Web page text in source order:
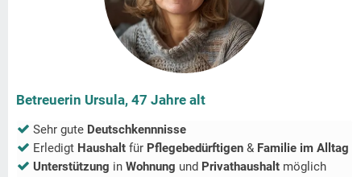
Betreuerin Ursula, 47 Jahre alt
Sehr gute Deutschkennnisse
Erledigt Haushalt für Pflegebedürftigen & Familie im Alltag
Unterstützung in Wohnung und Privathaushalt möglich